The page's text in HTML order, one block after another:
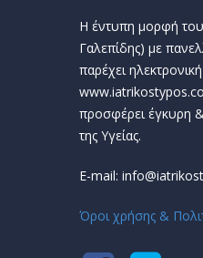
Η έντυπη μορφή του
Γαλεπίδης) με
παρέχει
προσφέρει έγκυρη
της Υγείας.
E-mail:
Όροι χρήσης &